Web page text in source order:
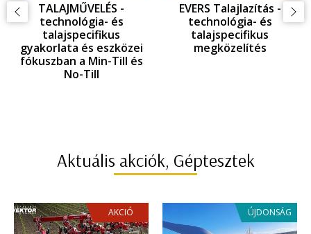
TALAJMŰVELÉS -
technológia- és
talajspecifikus
gyakorlata és eszközei
fókuszban a Min-Till és
No-Till
EVERS Talajlazítás -
technológia- és
talajspecifikus
megközelítés
Aktuális akciók, Géptesztek
AKCIÓ ÚJDONSÁG